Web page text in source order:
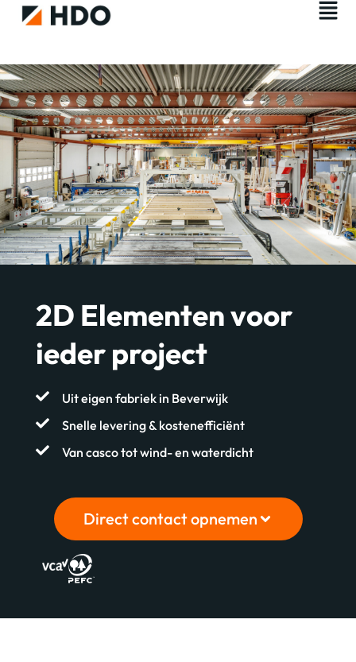
2D Elementen voor
ieder project
Uit eigen fabriek in Beverwijk
Snelle levering & kostenefficiënt
Van casco tot wind- en waterdicht
Direct contact opnemen